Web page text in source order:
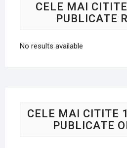
CELE MAI
PUBLICATE
No results available
CELE MAI CITITE
PUBLICATE